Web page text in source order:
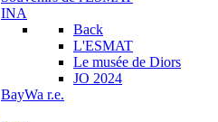
INA
Back
L'ESMAT
Le musée de Diors
JO 2024
BayWa r.e.